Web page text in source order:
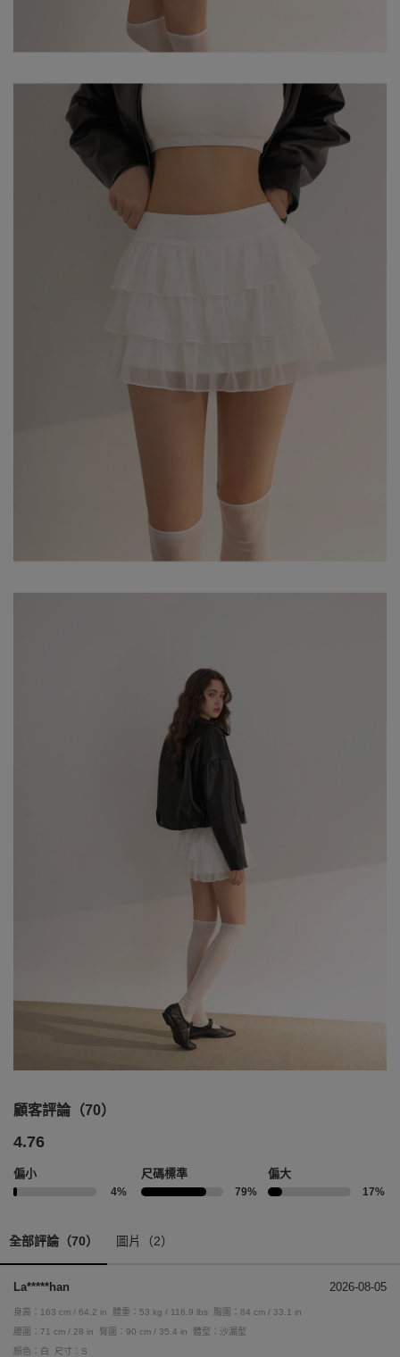
顧客評論（70）
4.76
偏小
4%
尺碼標準
79%
偏大
17%
全部評論（70） 圖片（2）
La*****han 2026-08-05
身高：163 cm / 64.2 in 體重：53 kg / 116.9 lbs
胸圍：84 cm / 33.1 in
腰圍：71 cm / 28 in
臀圍：90 cm / 35.4 in
體型：沙漏型
顏色：白
尺寸：S